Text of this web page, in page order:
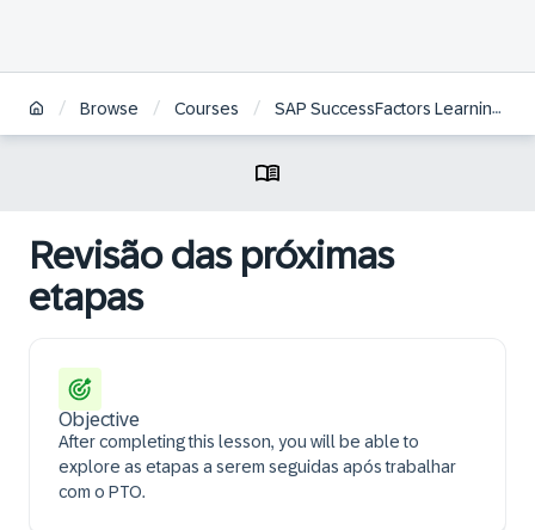
/ Browse / Courses / SAP SuccessFactors Learning Project Team Orientation | BR
Revisão das próximas
etapas
Objective
After completing this lesson, you will be able to
explore as etapas a serem seguidas após trabalhar
com o PTO.